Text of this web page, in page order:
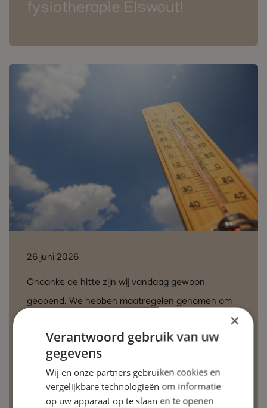
fysiotherapie Elswout!
26 juni 2026
Ondanks de hitte zijn wij vandaag gewoon
geopend. We hebben maatregelen genomen om
koud drinkwater voor je klaar en we doen het
vandaag bewust wat rustiger aan. Patiënten van
wie wij het onverantwoord vinden om met deze
warmte naar de praktijk te komen, hebben we
×
Verantwoord gebruik van uw
gegevens
Wij en onze partners gebruiken cookies en
vergelijkbare technologieën om informatie
op uw apparaat op te slaan en te openen